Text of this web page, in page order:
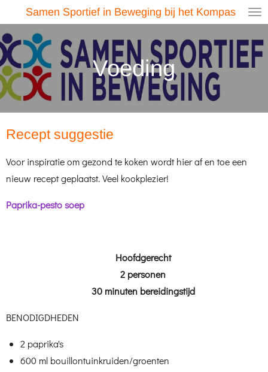
naar
de
hoofdinhoud
Samen Sportief in Beweging bij het Kompas
Voeding
Recept suggestie
Voor inspiratie om gezond te koken wordt hier af en toe een
nieuw recept geplaatst. Veel kookplezier!
Paprika-pesto soep
Hoofdgerecht
2 personen
30 minuten bereidingstijd
BENODIGDHEDEN
2 paprika's
600 ml bouillontuinkruiden/groenten